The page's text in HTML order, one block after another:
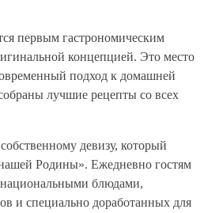
первым гастрономическим
концепцией. Это место
подход к домашней
лучшие рецепты со всех
девизу, который
Родины». Ежедневно гостям
национальными блюдами,
и специально доработанных для